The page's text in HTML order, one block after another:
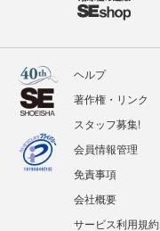
ヘルプ
著作権・リンク
スタッフ募集!
会員情報管理
免責事項
会社概要
サービス利用規約